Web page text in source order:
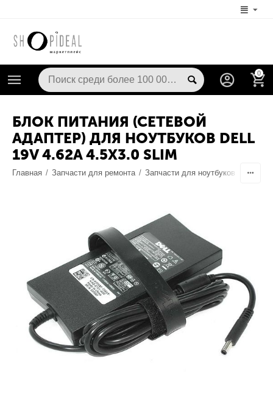
0
БЛОК ПИТАНИЯ (СЕТЕВОЙ
АДАПТЕР) ДЛЯ НОУТБУКОВ DELL
19V 4.62A 4.5X3.0 SLIM
Главная / Запчасти для ремонта / Запчасти для ноутбуков Блоки